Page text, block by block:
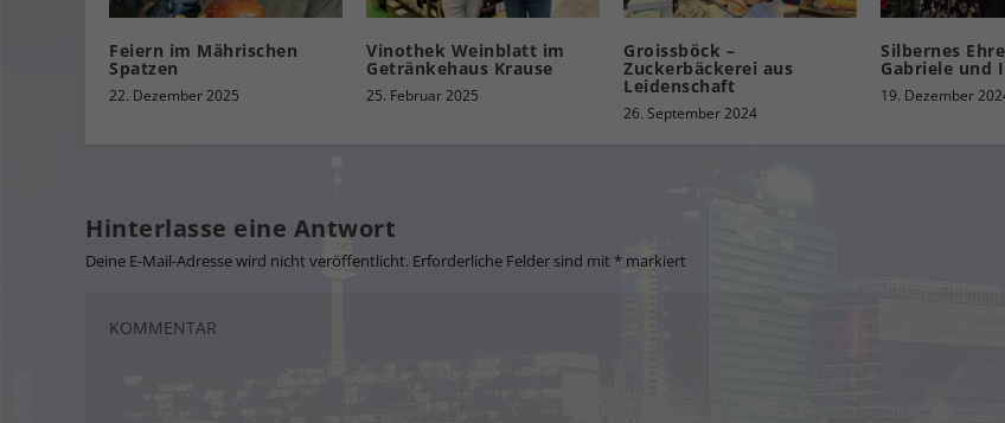
Feiern im Mährischen
Spatzen
22. Dezember 2025
Vinothek Weinblatt im
Getränkehaus Krause
25. Februar 2025
Groissböck –
Zuckerbäckerei aus
Leidenschaft
26. September 2024
Silbernes
Gabriele und
19. Dezember
Hinterlasse eine Antwort
Deine E-Mail-Adresse wird nicht veröffentlicht. Erforderliche Felder sind mit* markiert